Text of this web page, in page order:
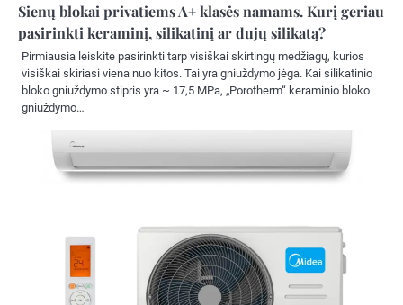
Sienų blokai privatiems A+ klasės namams. Kurį geriau
pasirinkti keraminį, silikatinį ar dujų silikatą?
Pirmiausia leiskite pasirinkti tarp visiškai skirtingų medžiagų, kurios
visiškai skiriasi viena nuo kitos. Tai yra gniuždymo jėga. Kai silikatinio
bloko gniuždymo stipris yra ~ 17,5 MPa, „Porotherm“ keraminio bloko
gniuždymo…